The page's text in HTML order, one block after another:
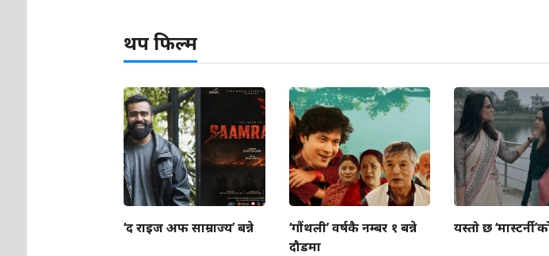
थप फिल्म
‘द राइज अफ साम्राज्य’ बन्ने
‘गौंथली’ वर्षकै नम्बर १ बन्ने
दौडमा
यस्तो छ